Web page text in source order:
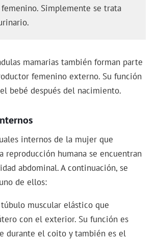
Simplemente se trata
mamarias también forman parte
femenino externo. Su función
bebé después del nacimiento.
internos de la mujer que
reproducción humana se encuentran
abdominal. A continuación, se
de ellos:
muscular elástico que
con el exterior. Su función es
durante el coito y también es el